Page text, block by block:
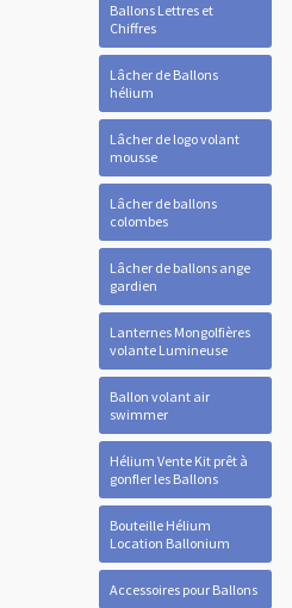
Ballons Lettres et
Chiffres
Lâcher de Ballons
hélium
Lâcher de logo volant
mousse
Lâcher de ballons
colombes
Lâcher de ballons ange
gardien
Lanternes Mongolfières
volante Lumineuse
Ballon volant air
swimmer
Hélium Vente Kit prêt à
gonfler les Ballons
Bouteille Hélium
Location Ballonium
Accessoires pour Ballons